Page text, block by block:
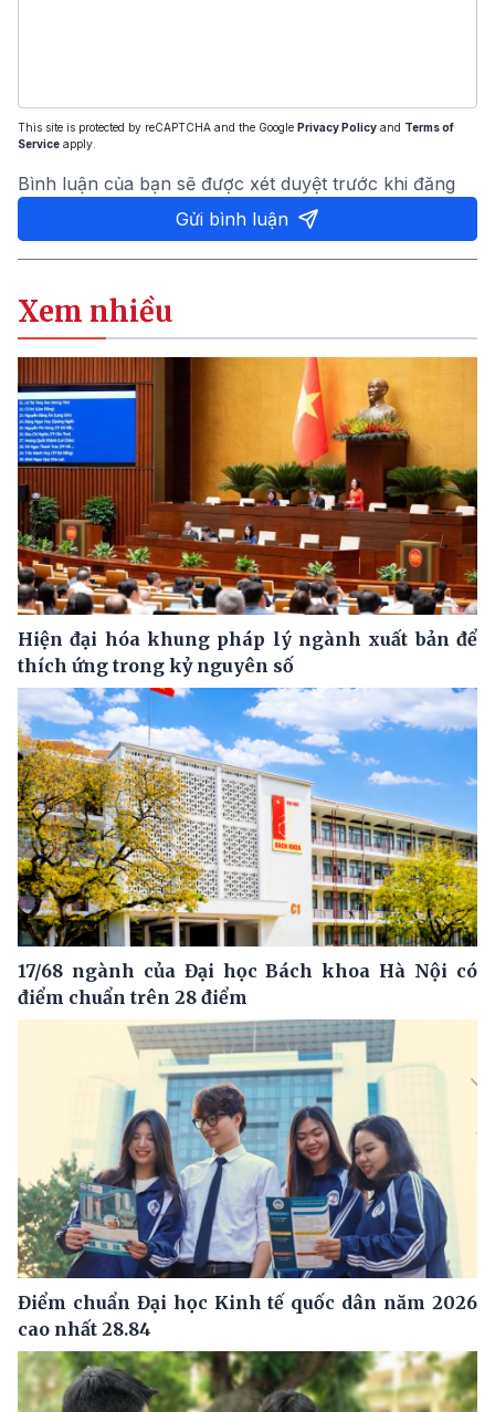
This site is protected by reCAPTCHA and the Google Privacy Policy and Terms of
Service apply.
Bình luận của bạn sẽ được xét duyệt trước khi đăng
Gửi bình luận
Xem nhiều
Hiện đại hóa khung pháp lý ngành xuất bản để
thích ứng trong kỷ nguyên số
17/68 ngành của Đại học Bách khoa Hà Nội có
điểm chuẩn trên 28 điểm
Điểm chuẩn Đại học Kinh tế quốc dân năm 2026
cao nhất 28.84